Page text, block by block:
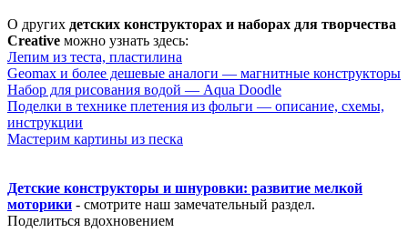
О других детских конструкторах и наборах для творчества
Creative можно узнать здесь:
Лепим из теста, пластилина
Geomax и более дешевые анaлоги — магнитные конструкторы
Набор для рисования водой — Aqua Doodle
Поделки в технике плетения из фольги — описание, схемы,
инструкции
Мастерим картины из песка
Детские конструкторы и шнуровки: развитие мелкой
моторики - смотрите наш замечательный раздел.
Поделиться вдохновением